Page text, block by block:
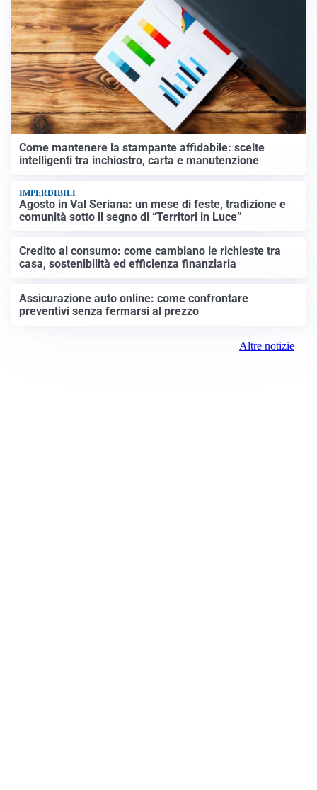
Come mantenere la stampante affidabile: scelte
intelligenti tra inchiostro, carta e manutenzione
IMPERDIBILI
Agosto in Val Seriana: un mese di feste, tradizione e
comunità sotto il segno di “Territori in Luce”
Credito al consumo: come cambiano le richieste tra
casa, sostenibilità ed efficienza finanziaria
Assicurazione auto online: come confrontare
preventivi senza fermarsi al prezzo
Altre notizie